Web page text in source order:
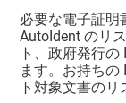
必要な電子証明
AutoIdent のリ
ト、政府発行
ます。お持ちの
ト対象文書のリ